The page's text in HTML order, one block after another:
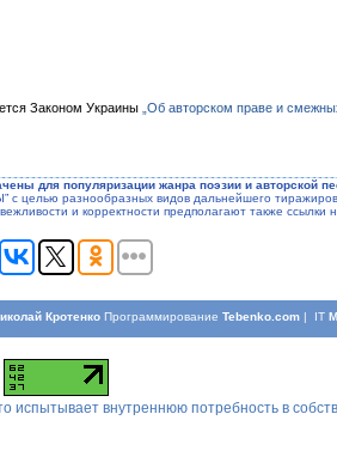
Законом Украины „Об авторском праве и
для популяризации жанра поэзии и авторской
разнообразных видов дальнейшего
и корректности предполагают также ссылки
Кротенко ПрограммированиеTebenko.com | IT
испытывает внутреннюю потребность в